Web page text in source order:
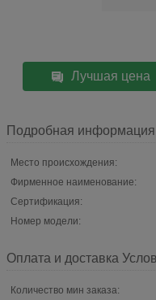
Лучшая цена
Подробная информация
Место происхождения:
Фирменное наименование:
Сертификация:
Номер модели:
Оплата и доставка
Количество мин заказа: